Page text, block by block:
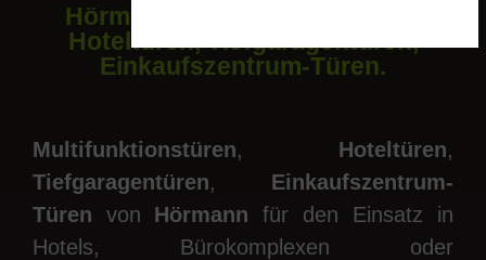
Hörmann Multifunktionstüren,
Hoteltüren, Tiefgaragentüren,
Einkaufszentrum-Türen.
Multifunktionstüren, Hoteltüren,
Tiefgaragentüren, Einkaufszentrum-
Türen von Hörmann für den Einsatz in
Hotels, Bürokomplexen oder